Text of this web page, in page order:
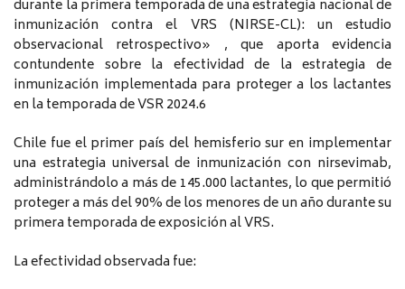
durante la primera temporada de una estrategia nacional de
inmunización contra el VRS (NIRSE-CL): un estudio
observacional retrospectivo» , que aporta evidencia
contundente sobre la efectividad de la estrategia de
inmunización implementada para proteger a los lactantes
en la temporada de VSR 2024.6
Chile fue el primer país del hemisferio sur en implementar
una estrategia universal de inmunización con nirsevimab,
administrándolo a más de 145.000 lactantes, lo que permitió
proteger a más del 90% de los menores de un año durante su
primera temporada de exposición al VRS.
La efectividad observada fue: